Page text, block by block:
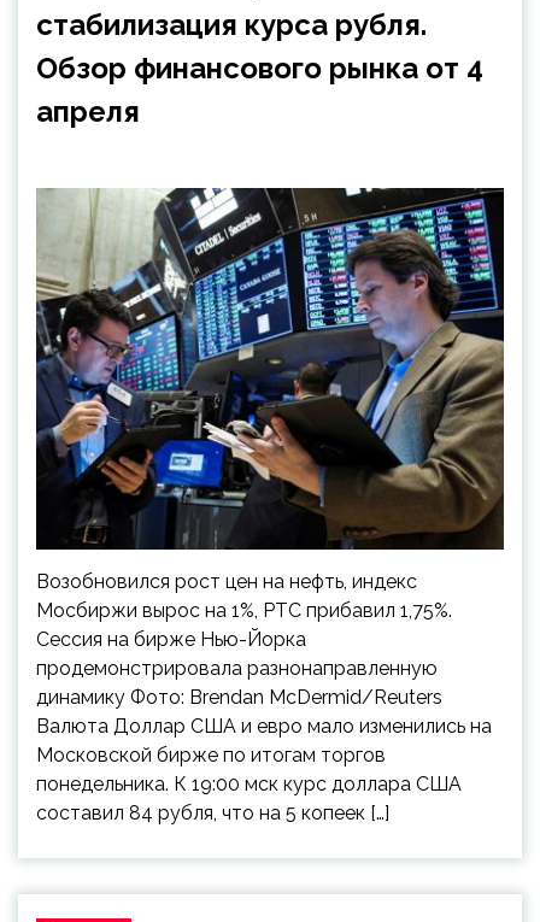
стабилизация курса рубля.
Обзор финансового рынка от 4
апреля
Возобновился рост цен на нефть, индекс
Мосбиржи вырос на 1%, РТС прибавил 1,75%.
Сессия на бирже Нью-Йорка
продемонстрировала разнонаправленную
динамику Фото: Brendan McDermid/Reuters
Валюта Доллар США и евро мало изменились на
Московской бирже по итогам торгов
понедельника. К 19:00 мск курс доллара США
составил 84 рубля, что на 5 копеек […]